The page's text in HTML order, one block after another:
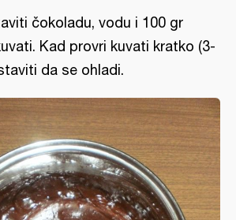
čokoladu, vodu i 100 gr
Kad provri kuvati kratko (3-
da se ohladi.